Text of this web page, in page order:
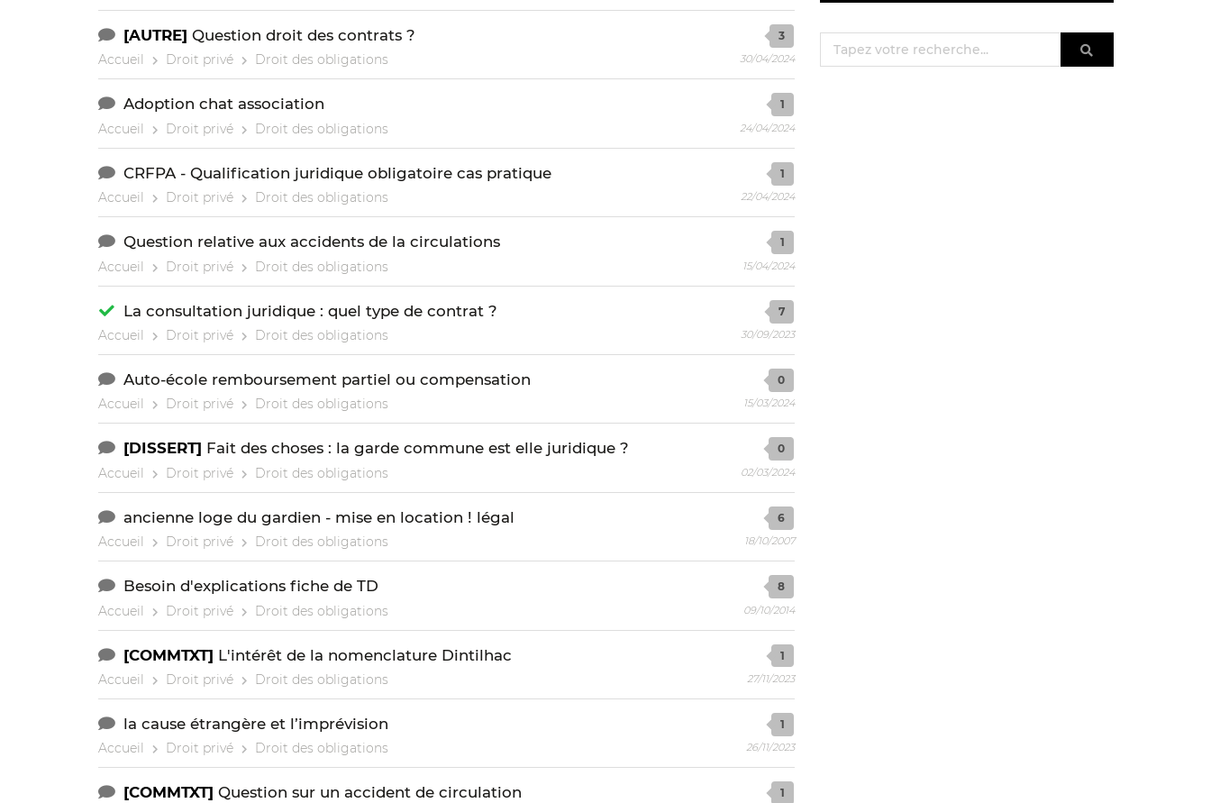
[AUTRE] Question droit des contrats ?
Accueil Droit privé Droit des obligations
3
30/04/2024
Adoption chat association
Accueil Droit privé Droit des obligations
1
24/04/2024
CRFPA - Qualification juridique obligatoire cas pratique
Accueil Droit privé Droit des obligations
1
22/04/2024
Question relative aux accidents de la circulations
Accueil Droit privé Droit des obligations
1
15/04/2024
La consultation juridique : quel type de contrat ?
Accueil Droit privé Droit des obligations
7
30/09/2023
Auto-école remboursement partiel ou compensation
Accueil Droit privé Droit des obligations
0
15/03/2024
[DISSERT] Fait des choses : la garde commune est elle juridique ?
Accueil Droit privé Droit des obligations
0
02/03/2024
ancienne loge du gardien - mise en location ! légal
Accueil Droit privé Droit des obligations
6
18/10/2007
Besoin d'explications fiche de TD
Accueil Droit privé Droit des obligations
8
09/10/2014
[COMMTXT] L'intérêt de la nomenclature Dintilhac
Accueil Droit privé Droit des obligations
1
27/11/2023
la cause étrangère et l’imprévision
Accueil Droit privé Droit des obligations
1
26/11/2023
[COMMTXT] Question sur un accident de circulation 1